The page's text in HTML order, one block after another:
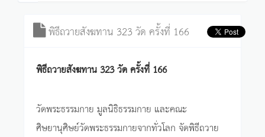
พิธีถวายสังฆทาน 323 วัด ครั้งที่ 166
พิธีถวายสังฆทาน 323 วัด ครั้งที่ 166
วัดพระธรรมกาย มูลนิธิธรรมกาย และคณะ
ศิษยานุศิษย์วัดพระธรรมกายจากทั่วโลก จัดพิธีถวาย